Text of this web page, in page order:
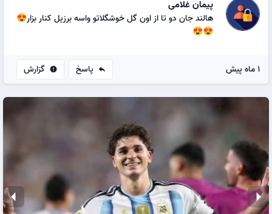
پیمان غلامی
هالند جان دو تا از اون گل خوشگلاتو واسه برزیل کنار بزار😍
😍😍
1 ماه پیش reply پاسخ report گزارش
arrow_right
arrow_left